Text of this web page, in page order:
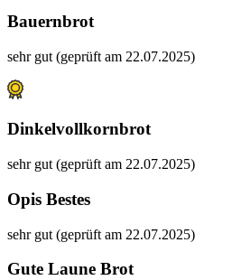
Bauernbrot
sehr gut (geprüft am 22.07.2025)
Dinkelvollkornbrot
sehr gut (geprüft am 22.07.2025)
Opis Bestes
sehr gut (geprüft am 22.07.2025)
Gute Laune Brot